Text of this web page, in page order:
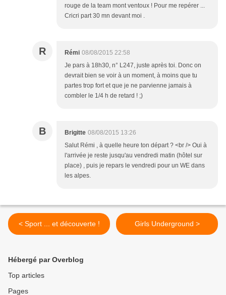
rouge de la team mont ventoux ! Pour me repérer ...
Cricri part 30 mn devant moi .
R Rémi 08/08/2015 22:58
Je pars à 18h30, n° L247, juste après toi. Donc on
devrait bien se voir à un moment, à moins que tu
partes trop fort et que je ne parvienne jamais à
combler le 1/4 h de retard ! ;)
B Brigitte 08/08/2015 13:26
Salut Rémi , à quelle heure ton départ ? <br /> Oui à
l'arrivée je reste jusqu'au vendredi matin (hôtel sur
place) , puis je repars le vendredi pour un WE dans
les alpes.
< Sport ... et découverte ! Girls Underground >
Hébergé par Overblog
Top articles
Pages